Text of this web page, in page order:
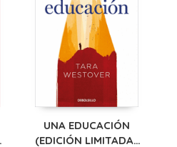
UNA EDUCACIÓN
(EDICIÓN LIMITADA ·